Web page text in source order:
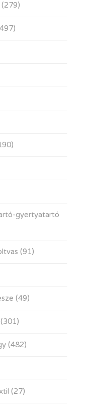
(279)
gyertyatartó
(91)
(49)
(301)
(482)
(27)